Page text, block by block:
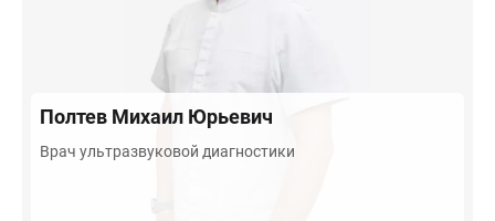
Полтев Михаил Юрьевич
Врач ультразвуковой диагностики